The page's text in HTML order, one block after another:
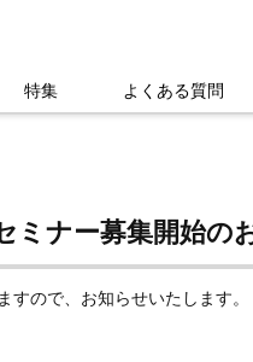
特集 よくある質問
ミナー募集開始の
ので、お知らせいたします。